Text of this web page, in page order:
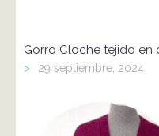
Gorro Cloche tejido en
> 29 septiembre, 2024